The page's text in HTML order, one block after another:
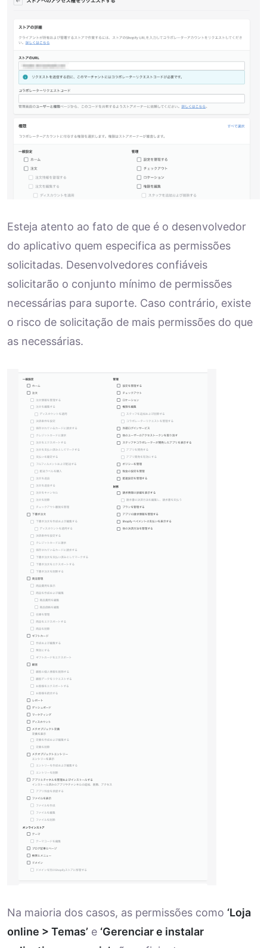
Esteja atento ao fato de que é o desenvolvedor
do aplicativo quem especifica as permissões
solicitadas. Desenvolvedores confiáveis
solicitarão o conjunto mínimo de permissões
necessárias para suporte. Caso contrário, existe
o risco de solicitação de mais permissões do que
as necessárias.
Na maioria dos casos, as permissões como ‘Loja
online > Temas’ e ‘Gerenciar e instalar